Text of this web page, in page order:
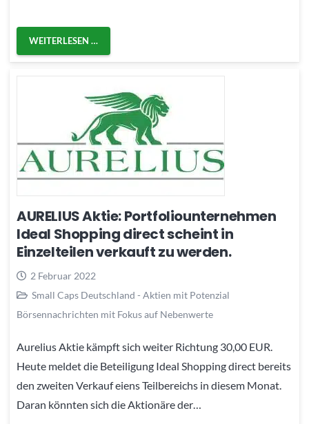
WEITERLESEN …
AURELIUS Aktie: Portfoliounternehmen
Ideal Shopping direct scheint in
Einzelteilen verkauft zu werden.
2 Februar 2022
Small Caps Deutschland - Aktien mit Potenzial
Börsennachrichten mit Fokus auf Nebenwerte
Aurelius Aktie kämpft sich weiter Richtung 30,00 EUR.
Heute meldet die Beteiligung Ideal Shopping direct bereits
den zweiten Verkauf eiens Teilbereichs in diesem Monat.
Daran könnten sich die Aktionäre der…